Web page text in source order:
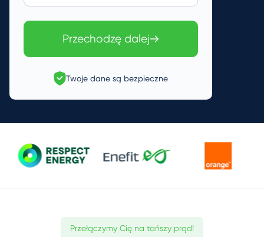
Przechodzę dalej
Twoje dane są bezpieczne
Przełączymy Cię na tańszy prąd!